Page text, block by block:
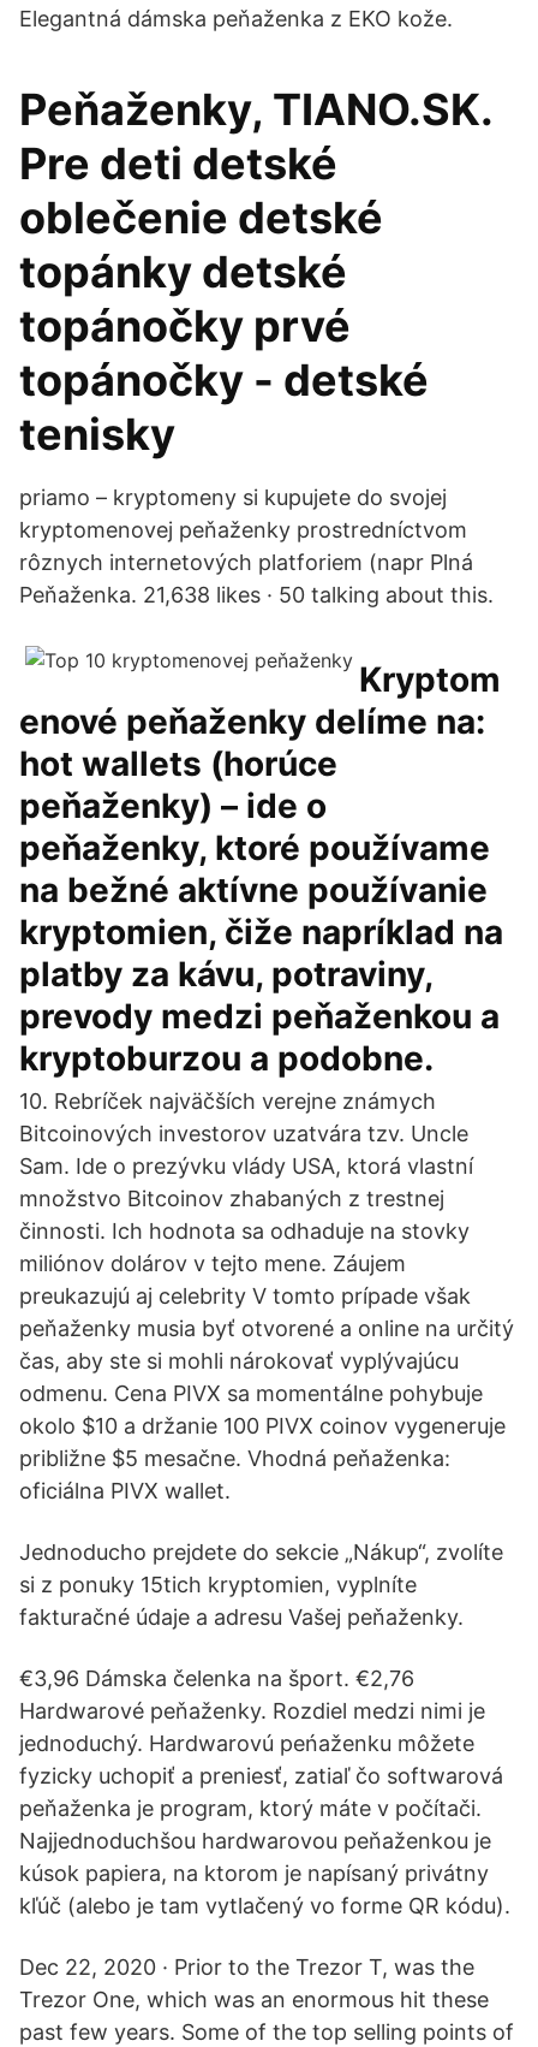
Elegantná dámska peňaženka z EKO kože.
Peňaženky, TIANO.SK.
Pre deti detské
oblečenie detské
topánky detské
topánočky prvé
topánočky - detské
tenisky
priamo – kryptomeny si kupujete do svojej
kryptomenovej peňaženky prostredníctvom
rôznych internetových platforiem (napr Plná
Peňaženka. 21,638 likes · 50 talking about this.
Kryptom
enové peňaženky delíme na:
hot wallets (horúce
peňaženky) – ide o
peňaženky, ktoré používame
na bežné aktívne používanie
kryptomien, čiže napríklad na
platby za kávu, potraviny,
prevody medzi peňaženkou a
kryptoburzou a podobne.
10. Rebríček najväčších verejne známych
Bitcoinových investorov uzatvára tzv. Uncle
Sam. Ide o prezývku vlády USA, ktorá vlastní
množstvo Bitcoinov zhabaných z trestnej
činnosti. Ich hodnota sa odhaduje na stovky
miliónov dolárov v tejto mene. Záujem
preukazujú aj celebrity V tomto prípade však
peňaženky musia byť otvorené a online na určitý
čas, aby ste si mohli nárokovať vyplývajúcu
odmenu. Cena PIVX sa momentálne pohybuje
okolo $10 a držanie 100 PIVX coinov vygeneruje
približne $5 mesačne. Vhodná peňaženka:
oficiálna PIVX wallet.
Jednoducho prejdete do sekcie „Nákup“, zvolíte
si z ponuky 15tich kryptomien, vyplníte
fakturačné údaje a adresu Vašej peňaženky.
€3,96 Dámska čelenka na šport. €2,76
Hardwarové peňaženky. Rozdiel medzi nimi je
jednoduchý. Hardwarovú peńaženku môžete
fyzicky uchopiť a preniesť, zatiaľ čo softwarová
peňaženka je program, ktorý máte v počítači.
Najjednoduchšou hardwarovou peňaženkou je
kúsok papiera, na ktorom je napísaný privátny
kľúč (alebo je tam vytlačený vo forme QR kódu).
Dec 22, 2020 · Prior to the Trezor T, was the
Trezor One, which was an enormous hit these
past few years. Some of the top selling points of